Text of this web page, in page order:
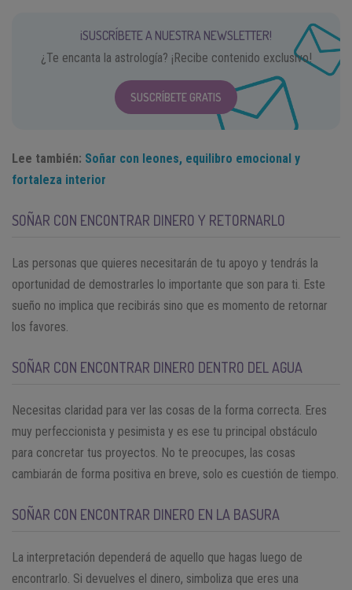
¡SUSCRÍBETE A NUESTRA NEWSLETTER!
¿Te encanta la astrología? ¡Recibe contenido exclusivo!
SUSCRÍBETE GRATIS
Lee también: Soñar con leones, equilibro emocional y
fortaleza interior
SOÑAR CON ENCONTRAR DINERO Y RETORNARLO
Las personas que quieres necesitarán de tu apoyo y tendrás la
oportunidad de demostrarles lo importante que son para ti. Este
sueño no implica que recibirás sino que es momento de retornar
los favores.
SOÑAR CON ENCONTRAR DINERO DENTRO DEL AGUA
Necesitas claridad para ver las cosas de la forma correcta. Eres
muy perfeccionista y pesimista y es ese tu principal obstáculo
para concretar tus proyectos. No te preocupes, las cosas
cambiarán de forma positiva en breve, solo es cuestión de tiempo.
SOÑAR CON ENCONTRAR DINERO EN LA BASURA
La interpretación dependerá de aquello que hagas luego de
encontrarlo. Si devuelves el dinero, simboliza que eres una